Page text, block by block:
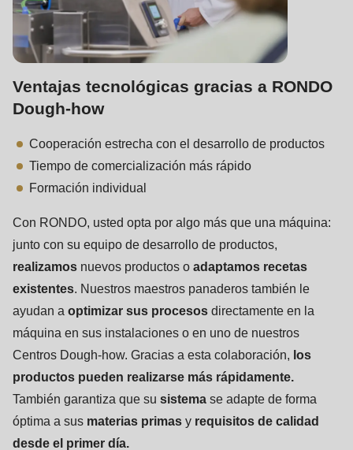
Ventajas tecnológicas gracias a RONDO
Dough-how
Cooperación estrecha con el desarrollo de productos
Tiempo de comercialización más rápido
Formación individual
Con RONDO, usted opta por algo más que una máquina:
junto con su equipo de desarrollo de productos,
realizamos nuevos productos o adaptamos recetas
existentes. Nuestros maestros panaderos también le
ayudan a optimizar sus procesos directamente en la
máquina en sus instalaciones o en uno de nuestros
Centros Dough-how. Gracias a esta colaboración, los
productos pueden realizarse más rápidamente.
También garantiza que su sistema se adapte de forma
óptima a sus materias primas y requisitos de calidad
desde el primer día.